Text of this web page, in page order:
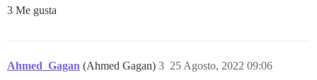
3 Me gusta
Ahmed_Gagan (Ahmed Gagan) 25 Agosto, 2022 09:06
3